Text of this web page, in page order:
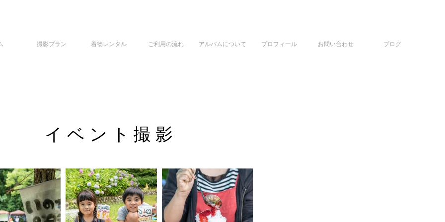
撮影プラン 着物レンタル ご利用の流れ アルバムについて プロフィール お問い合わせ ブログ
イベント撮影